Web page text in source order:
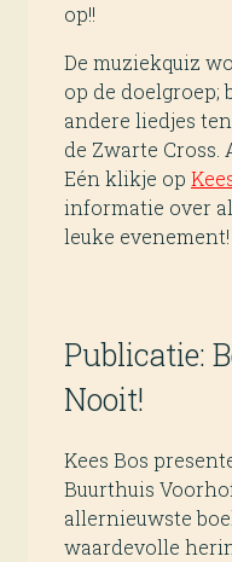
op!!
De muziekquiz
op de doelgroep;
andere liedjes
de Zwarte Cross.
Eén klikje op
informatie over
leuke evenement!
Publicatie:
Nooit!
Kees Bos
Buurthuis
allernieuwste
waardevolle